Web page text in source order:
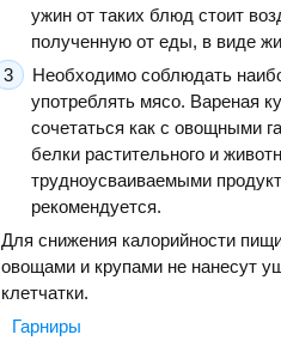
ужин от таких блюд стоит
полученную от еды, в виде
Необходимо соблюдать
употреблять мясо. Вареная
сочетаться как с овощными
белки растительного и
трудноусваиваемыми
рекомендуется.
Для снижения калорийности
овощами и крупами не нанесут
клетчатки.
Гарниры